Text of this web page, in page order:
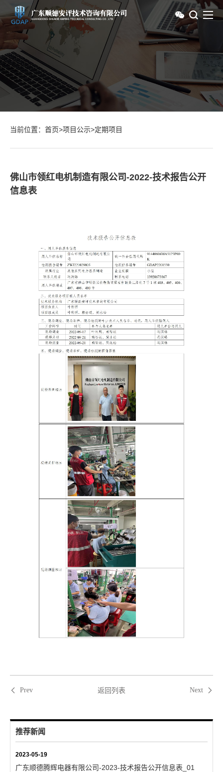
当前位置： 首页>项目公示>定期项目
佛山市领红电机制造有限公司-2022-技术报告公开
信息表
Prev 返回列表 Next
推荐新闻
2023-05-19
广东顺德腾辉电器有限公司-2023-技术报告公开信息表_01